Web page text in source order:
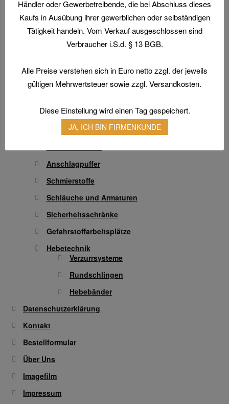
auf
der
Produktseite
Arbeitsschutz
Arbeitsschuhe / Sicherheitsschuhe
Berufsbekleidung
Atemschutz & Gehörschutz
Gesichtsschutz & Schutzbrillen
Transferdruck & Stick
Technische Artikel
Anschlagpuffer
Schmierstoffe
Schläuche und Armaturen
Sicherheitsschränke
Gefahrstoffarbeitsplätze
Hebetechnik
Verzurrsysteme
Rundschlingen
Hebebänder
Datenschutzerklärung
Kontakt
Bestellformular
Über Uns
Imagefilm
Impressum
Händler oder Gewerbetreibende, die bei Abschluss dieses
Kaufs in Ausübung ihrer gewerblichen oder selbständigen
Tätigkeit handeln. Vom Verkauf ausgeschlossen sind
Verbraucher i.S.d. § 13 BGB.
Alle Preise verstehen sich in Euro netto zzgl. der jeweils
gültigen Mehrwertsteuer sowie zzgl. Versandkosten.
Diese Einstellung wird einen Tag gespeichert.
JA, ICH BIN FIRMENKUNDE